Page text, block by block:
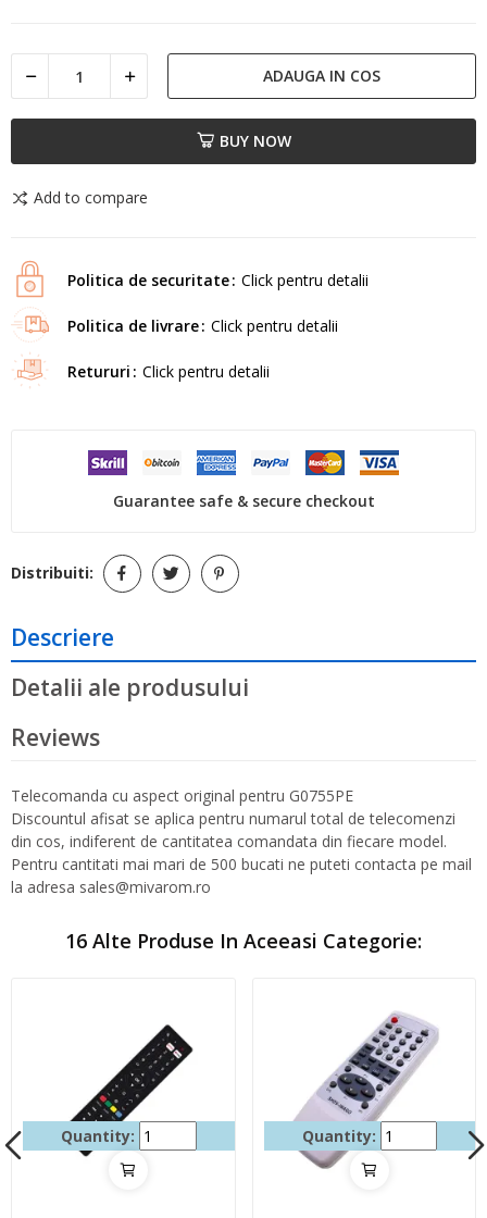
ADAUGA IN COS
BUY NOW
Add to compare
Politica de securitate Click pentru detalii
Politica de livrare Click pentru detalii
Retururi Click pentru detalii
Guarantee safe & secure checkout
Distribuiti:
Descriere
Detalii ale produsului
Reviews
Telecomanda cu aspect original pentru G0755PE
Discountul afisat se aplica pentru numarul total de telecomenzi
din cos, indiferent de cantitatea comandata din fiecare model.
Pentru cantitati mai mari de 500 bucati ne puteti contacta pe mail
la adresa sales@mivarom.ro
16 Alte Produse In Aceeasi Categorie:
Quantity: Quantity: